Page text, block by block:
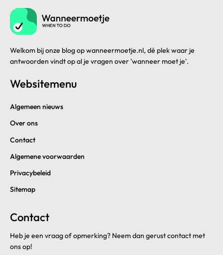
Welkom bij onze blog op wanneermoetje.nl, dé plek waar je
antwoorden vindt op al je vragen over 'wanneer moet je'.
Websitemenu
Algemeen nieuws
Over ons
Contact
Algemene voorwaarden
Privacybeleid
Sitemap
Contact
Heb je een vraag of opmerking? Neem dan gerust contact met
ons op!